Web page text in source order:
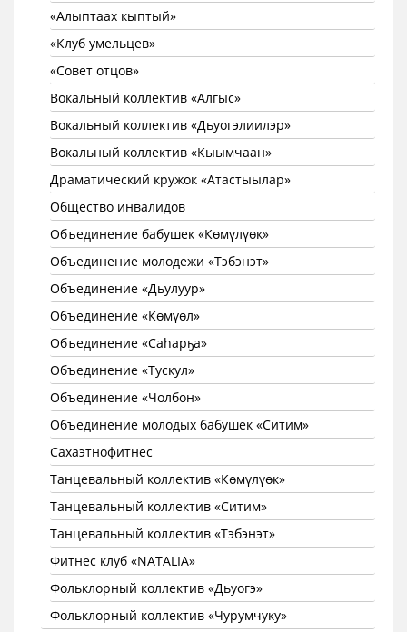
«Алыптаах кыптый»
«Клуб умельцев»
«Совет отцов»
Вокальный коллектив «Алгыс»
Вокальный коллектив «Дьуогэлиилэр»
Вокальный коллектив «Кыымчаан»
Драматический кружок «Атастыылар»
Общество инвалидов
Объединение бабушек «Көмүлүөк»
Объединение молодежи «Тэбэнэт»
Объединение «Дьулуур»
Объединение «Көмүөл»
Объединение «Саhарҕа»
Объединение «Тускул»
Объединение «Чолбон»
Объединение молодых бабушек «Ситим»
Сахаэтнофитнес
Танцевальный коллектив «Көмүлүөк»
Танцевальный коллектив «Ситим»
Танцевальный коллектив «Тэбэнэт»
Фитнес клуб «NATALIA»
Фольклорный коллектив «Дьуогэ»
Фольклорный коллектив «Чурумчуку»